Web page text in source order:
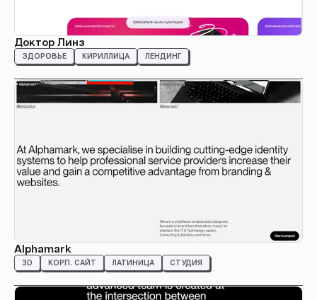
Доктор Линз
ЗДОРОВЬЕ КИРИЛЛИЦА ЛЕНДИНГ
Alphamark
3D КОРП. САЙТ ЛАТИНИЦА СТУДИЯ